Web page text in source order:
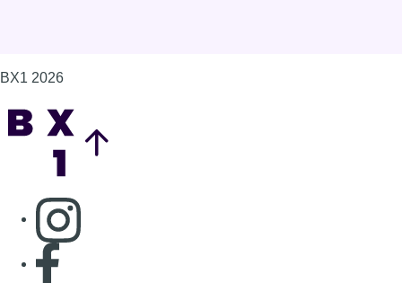
BX1 2026
Consulter page Instagram
Consulter page Facebook